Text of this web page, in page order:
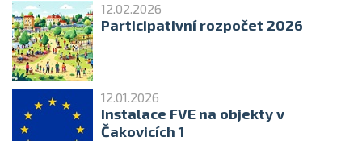
12.02.2026
Participativní rozpočet 2026
12.01.2026
Instalace FVE na objekty v
Čakovicích 1